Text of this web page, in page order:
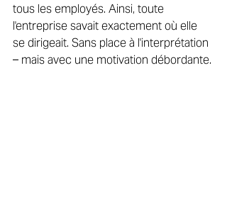
tous les employés. Ainsi, toute
l'entreprise savait exactement où elle
se dirigeait. Sans place à l'interprétation
– mais avec une motivation débordante.